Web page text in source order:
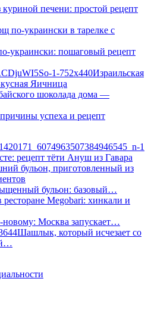
печени: простой рецепт
украински: пошаговый рецепт
Израильская
Яичница
успеха и рецепт
рецепт тёти Ануш из Гавара
бульон: базовый…
новому: Москва запускает…
Шашлык, который исчезает со